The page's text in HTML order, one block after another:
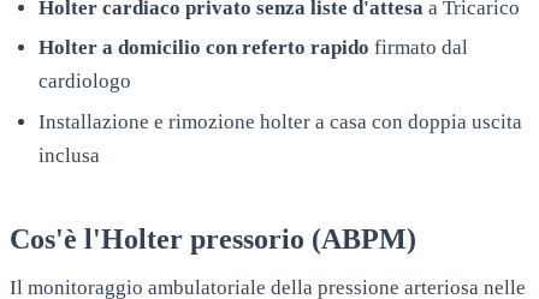
Holter cardiaco privato senza liste d'attesa a Tricarico
Holter a domicilio con referto rapido firmato dal
cardiologo
Installazione e rimozione holter a casa con doppia uscita
inclusa
Cos'è l'Holter pressorio (ABPM)
Il monitoraggio ambulatoriale della pressione arteriosa nelle